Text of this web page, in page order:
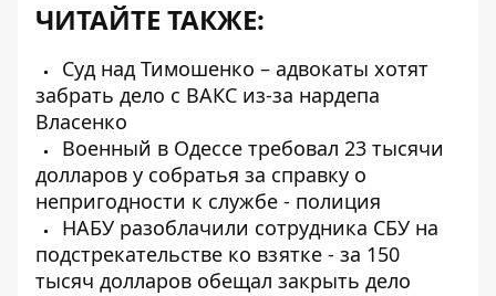
ЧИТАЙТЕ ТАКЖЕ:
Суд над Тимошенко – адвокаты хотят
забрать дело с ВАКС из-за нардепа
Власенко
Военный в Одессе требовал 23 тысячи
долларов у собратья за справку о
непригодности к службе - полиция
НАБУ разоблачили сотрудника СБУ на
подстрекательстве ко взятке - за 150
тысяч долларов обещал закрыть дело